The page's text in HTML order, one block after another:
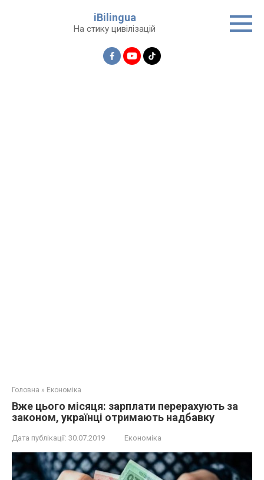
iBilingua
На стику цивілізацій
Головна » Економіка
Вже цього місяця: зарплати перерахують за
законом, українці отримають надбавку
Дата публікації: 30.07.2019 Економіка